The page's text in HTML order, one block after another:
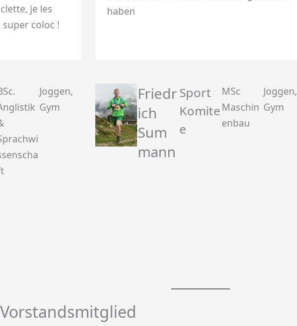
je les
coloc !
haben
Joggen,
Gym
Friedr
ich
Sum
mann
Sport
Komite
e
MSc
Maschin
enbau
Joggen,
Gym